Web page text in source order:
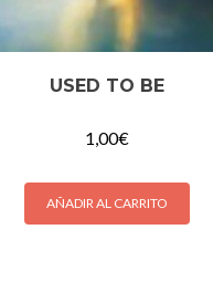
USED TO BE
1,00€
AÑADIR AL CARRITO